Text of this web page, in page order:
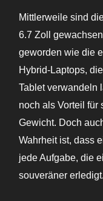
Mittlerweile sind
6.7 Zoll
geworden wie die
Hybrid-Laptops,
Tablet verwandeln
noch als Vorteil für
Gewicht. Doch
Wahrheit ist, dass
jede Aufgabe, die
souveräner erledigt.